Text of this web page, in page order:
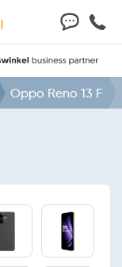
Oppo Reno 13 F